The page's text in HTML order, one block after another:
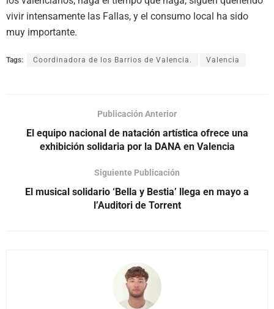
vivir intensamente las Fallas, y el consumo local ha sido
muy importante.
Tags: Coordinadora de los Barrios de Valencia. Valencia
Publicación Anterior
El equipo nacional de natación artística ofrece una
exhibición solidaria por la DANA en Valencia
Siguiente Publicación
El musical solidario ‘Bella y Bestia’ llega en mayo a
l’Auditori de Torrent